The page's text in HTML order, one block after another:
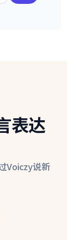
表达
Voiczy说新